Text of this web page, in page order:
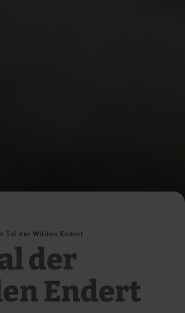
Tal der Wilden Endert
der
Endert